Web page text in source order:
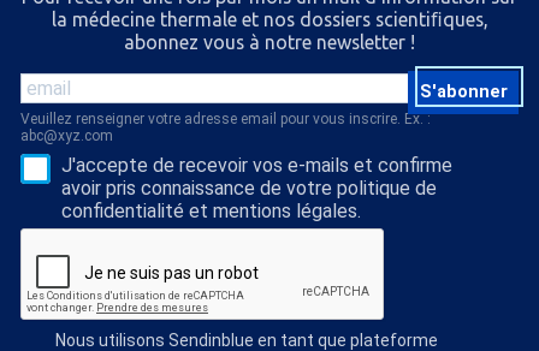
la médecine thermale et nos dossiers scientiﬁques,
abonnez vous à notre newsletter !
S'abonner
Veuillez renseigner votre adresse email pour vous inscrire. Ex. :
abc@xyz.com
J'accepte de recevoir vos e-mails et confirme
avoir pris connaissance de votre politique de
confidentialité et mentions légales.
Nous utilisons Sendinblue en tant que plateforme